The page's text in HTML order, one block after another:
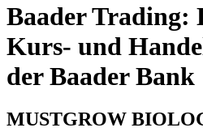
Baader Trading:
Kurs- und
der Baader Bank
MUSTGROW